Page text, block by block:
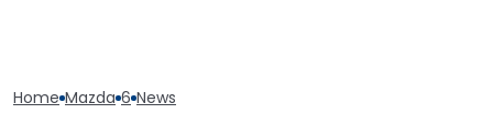
Home Mazda 6 News